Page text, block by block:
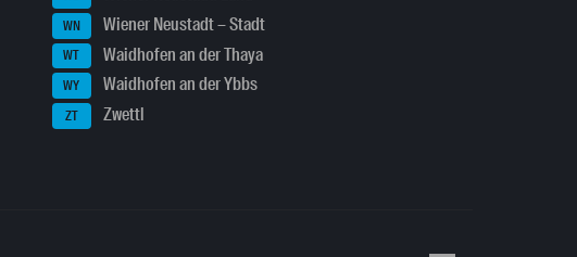
WN Wiener Neustadt – Stadt
WT Waidhofen an der Thaya
WY Waidhofen an der Ybbs
ZT Zwettl